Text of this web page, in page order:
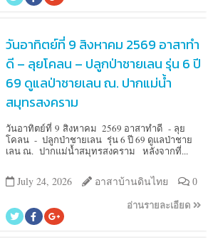
วันอาทิตย์ที่ 9 สิงหาคม 2569 อาสาทำ
ดี – ลุยโคลน – ปลูกป่าชายเลน รุ่น 6 ปี
69 ดูแลป่าชายเลน ณ. ปากแม่น้ำ
สมุทรสงคราม
วันอาทิตย์ที่ 9 สิงหาคม 2569 อาสาทำดี - ลุย
โคลน - ปลูกป่าชายเลน รุ่น 6 ปี 69 ดูแลป่าชาย
เลน ณ. ปากแม่น้ำสมุทรสงคราม หลังจากที่...
July 24, 2026 อาสาบ้านดินไทย 0
อ่านรายละเอียด